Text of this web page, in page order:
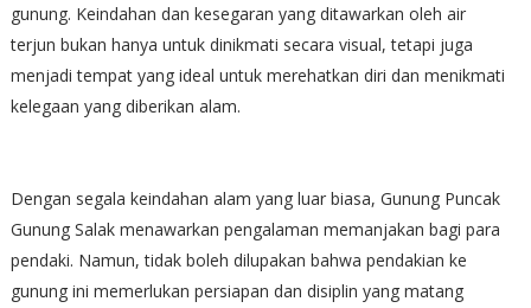
gunung. Keindahan dan kesegaran yang ditawarkan oleh air
terjun bukan hanya untuk dinikmati secara visual, tetapi juga
menjadi tempat yang ideal untuk merehatkan diri dan menikmati
kelegaan yang diberikan alam.
Dengan segala keindahan alam yang luar biasa, Gunung Puncak
Gunung Salak menawarkan pengalaman memanjakan bagi para
pendaki. Namun, tidak boleh dilupakan bahwa pendakian ke
gunung ini memerlukan persiapan dan disiplin yang matang